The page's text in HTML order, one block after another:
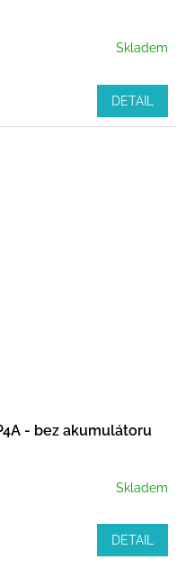
Skladem
DETAIL
- bez akumulátoru
Skladem
DETAIL